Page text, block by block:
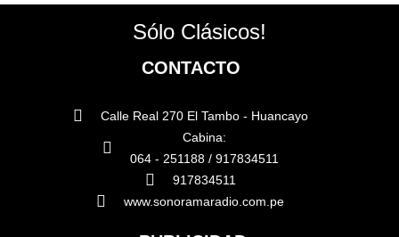
Sólo Clásicos!
CONTACTO
Calle Real 270 El Tambo - Huancayo
Cabina:
064 - 251188 / 917834511
917834511
www.sonoramaradio.com.pe